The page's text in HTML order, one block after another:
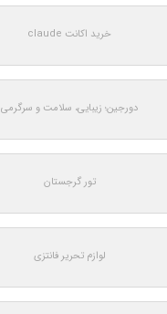
خرید اکانت claude
دورجین؛ زیبایی، سلامت و سرگرمی
تور گرجستان
لوازم تحریر فانتزی